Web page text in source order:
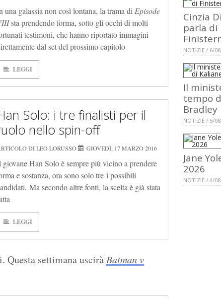
una galassia non così lontana, la trama diEpisode
sta prendendo forma, sotto gli occhi di molti
testimoni, che hanno riportato immagini
dal set del prossimo capitolo
LEGGI
Solo: i tre finalisti per il
nello spin-off
DI LEO LORUSSO GIOVEDÌ, 17 MARZO 2016
giovane Han Solo è sempre più vicino a prendere
e sostanza, ora sono solo tre i possibili
Ma secondo altre fonti, la scelta è già stata
LEGGI
Questa settimana usciràBatman v
Cinzia
parla di
NOTIZIE / 6/
Il
tempo
Bradley
NOTIZIE / 5/
Jane
2026
NOTIZIE / 4/